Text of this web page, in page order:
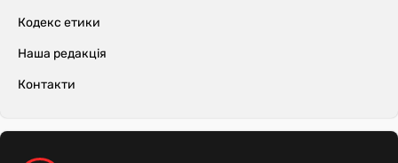
Кодекс етики
Наша редакція
Контакти